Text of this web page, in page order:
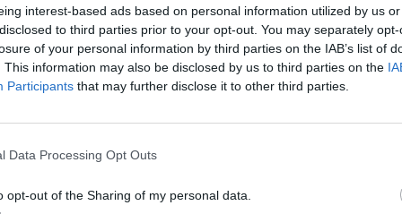
interest-based ads based on personal information utilized by us
to third parties prior to your opt-out. You may separately
of your personal information by third parties on the IAB’s list of
This information may also be disclosed by us to third parties on the
Participants that may further disclose it to other third parties.
Data Processing Opt Outs
opt-out of the Sharing of my personal data.
lielāku drošību cilvēkiem un
un atbildīgas valsts
notāra notariāla akta formā. Ziņas par